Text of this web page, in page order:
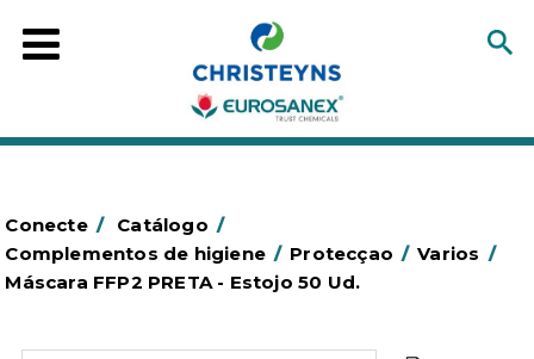
Conecte / Catálogo /
Complementos de higiene / Protecçao / Varios /
Máscara FFP2 PRETA - Estojo 50 Ud.